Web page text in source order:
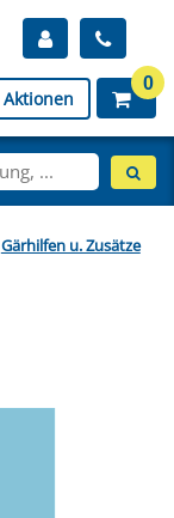
Aktionen
0
Gärhilfen u. Zusätze